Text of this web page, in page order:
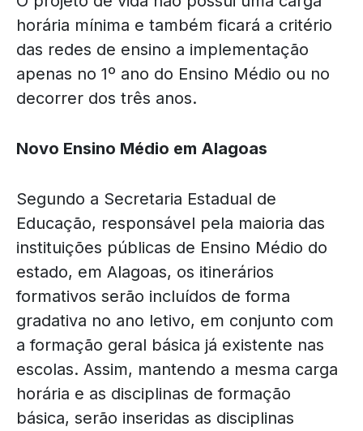
horária mínima e também ficará a critério
das redes de ensino a implementação
apenas no 1º ano do Ensino Médio ou no
decorrer dos três anos.
Novo Ensino Médio em Alagoas
Segundo a Secretaria Estadual de
Educação, responsável pela maioria das
instituições públicas de Ensino Médio do
estado, em Alagoas, os itinerários
formativos serão incluídos de forma
gradativa no ano letivo, em conjunto com
a formação geral básica já existente nas
escolas. Assim, mantendo a mesma carga
horária e as disciplinas de formação
básica, serão inseridas as disciplinas